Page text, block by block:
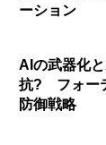
ーション
AIの武器化
抗? フォー
防御戦略